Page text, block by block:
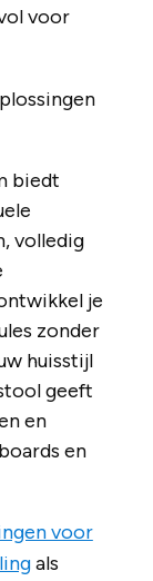
voor
biedt
volledig
je
zonder
huisstijl
geeft
en
en
voor
als